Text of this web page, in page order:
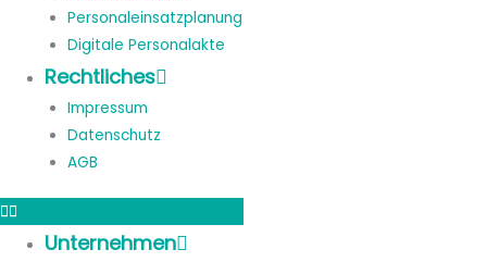
Personaleinsatzplanung
Digitale Personalakte
Rechtliches
Impressum
Datenschutz
AGB
Unternehmen